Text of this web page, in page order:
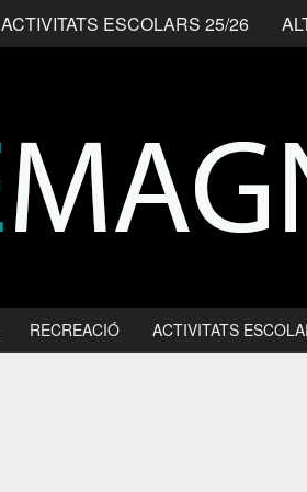
ACTIVITATS ESCOLARS 25/26
RECREACIÓ ACTIVITATS